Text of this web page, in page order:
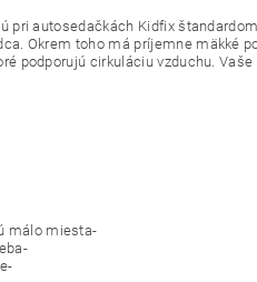
pri autosedačkách Kidfix
Okrem toho má príjemne mäkké
podporujú cirkuláciu vzduchu.
málo miesta-